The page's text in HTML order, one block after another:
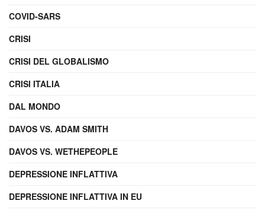
COVID-SARS
CRISI
CRISI DEL GLOBALISMO
CRISI ITALIA
DAL MONDO
DAVOS VS. ADAM SMITH
DAVOS VS. WETHEPEOPLE
DEPRESSIONE INFLATTIVA
DEPRESSIONE INFLATTIVA IN EU